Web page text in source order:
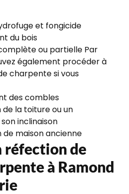
et fongicide
du bois
ou partielle Par
également procéder à
charpente si vous
des combles
la toiture ou un
inclinaison
maison ancienne
réfection de
à Ramond